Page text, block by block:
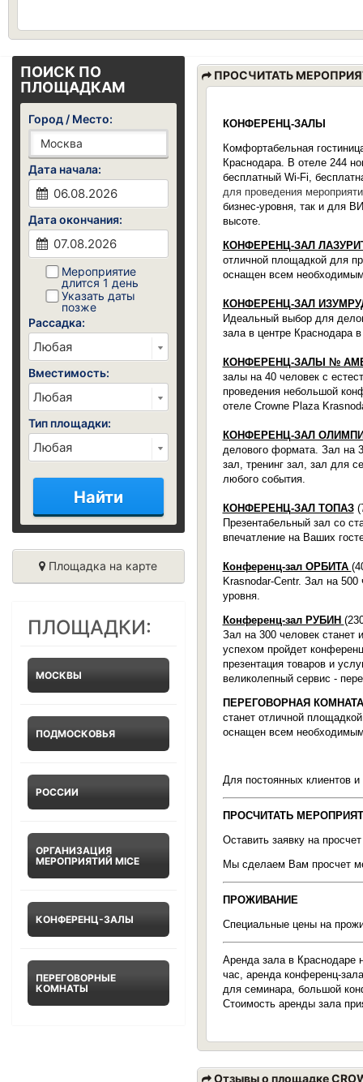
ПОИСК ПО
ПЛОЩАДКАМ
Город / Место:
Дата начала:
Дата окончания:
Мероприятие
длится 1 день
Указать даты
позже
Рассадка:
Вместимость:
Тип площадки:
Найти
Площадка на карте
ПЛОЩАДКИ:
МОСКВЫ
ПОДМОСКОВЬЯ
РОССИИ
ОРГАНИЗАЦИЯ
МЕРОПРИЯТИЙ MICE
КОНФЕРЕНЦ-ЗАЛЫ
ПЕРЕГОВОРНЫЕ
КОМНАТЫ
ПРОСЧИТАТЬ
КОНФЕРЕНЦ-ЗАЛЫ
Комфортабельная
Краснодара. В отеле 244
бесплатный Wi-Fi,
для проведения
бизнес-уровня, так и для
высоте.
КОНФЕРЕНЦ-ЗАЛ
отличной площадкой для
оснащен всем
КОНФЕРЕНЦ-ЗАЛ
Идеальный выбор для
зала в центре Краснодара
КОНФЕРЕНЦ-ЗАЛЫ №
залы на 40 человек с
проведения небольшой
отеле Сrowne Plaza
КОНФЕРЕНЦ-ЗАЛ
делового формата. Зал на
зал, тренинг зал, зал для
любого события.
КОНФЕРЕНЦ-ЗАЛ ТОПАЗ(
Презентабельный зал со
впечатление на Ваших
Конференц-зал ОРБИТА (
Krasnodar-Centr. Зал на 500
уровня.
Конференц-зал РУБИН (
Зал на 300 человек
успехом пройдет
презентация товаров и
великолепный сервис -
ПЕРЕГОВОРНАЯ
станет отличной
оснащен всем
Для постоянных клиентов и
ПРОСЧИТАТЬ
Оставить заявку на
Мы сделаем Вам просчет
ПРОЖИВАНИЕ
Специальные цены на
Аренда зала в Краснодаре
час, аренда конференц-
для семинара, большой
Стоимость аренды зала
Отзывы о площадке